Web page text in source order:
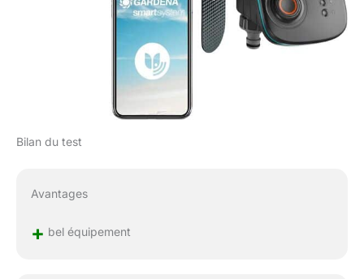
Bilan du test
Avantages
+ bel équipement